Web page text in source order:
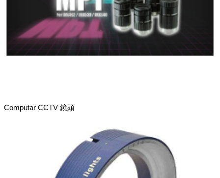
Computar CCTV 鏡頭